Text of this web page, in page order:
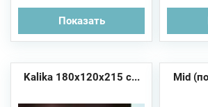
Показать
Kalika 180x120x215 с... Mid